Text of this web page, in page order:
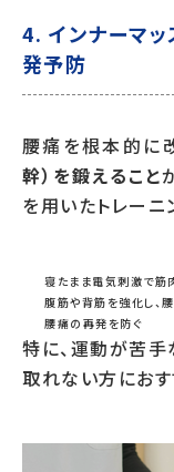
4. インナーマッ
発予防
腰痛を根本的に
幹）を鍛えること
を用いたトレーニ
寝たまま電気刺激で筋
腹筋や背筋を強化し、
腰痛の再発を防ぐ
特に、運動が苦
取れない方におす